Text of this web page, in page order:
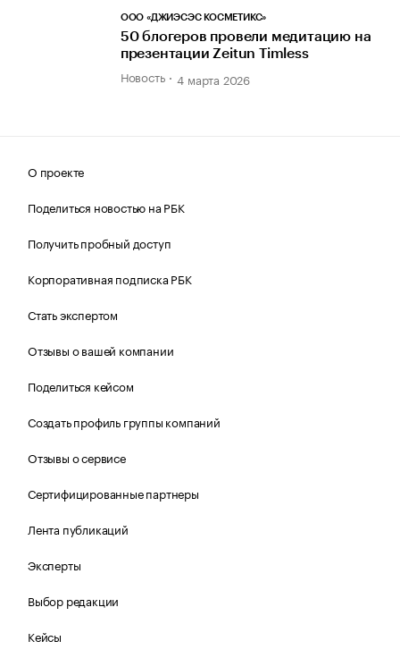
ООО «ДЖИЭСЭС КОСМЕТИКС»
50 блогеров провели медитацию на
презентации Zeitun Timless
Новость 4 марта 2026
О проекте
Поделиться новостью на РБК
Получить пробный доступ
Корпоративная подписка РБК
Стать экспертом
Отзывы о вашей компании
Поделиться кейсом
Создать профиль группы компаний
Отзывы о сервисе
Сертифицированные партнеры
Лента публикаций
Эксперты
Выбор редакции
Кейсы